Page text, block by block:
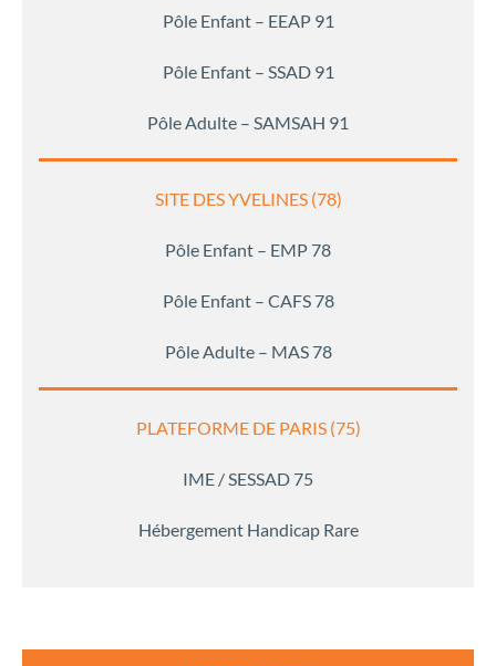
Pôle Enfant – EEAP 91
Pôle Enfant – SSAD 91
Pôle Adulte – SAMSAH 91
SITE DES YVELINES (78)
Pôle Enfant – EMP 78
Pôle Enfant – CAFS 78
Pôle Adulte – MAS 78
PLATEFORME DE PARIS (75)
IME / SESSAD 75
Hébergement Handicap Rare